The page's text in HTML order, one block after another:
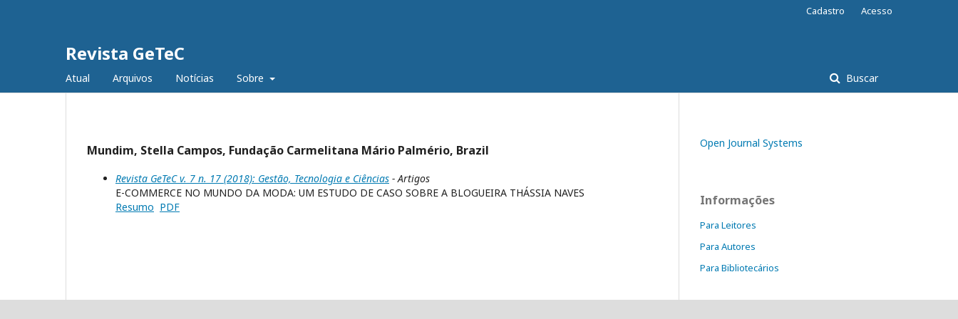
Revista GeTeC
Atual Arquivos Notícias Sobre Buscar
Cadastro Acesso
Mundim, Stella Campos, Fundação Carmelitana Mário Palmério, Brazil
Revista GeTeC v. 7 n. 17 (2018): Gestão, Tecnologia e Ciências - Artigos
E-COMMERCE NO MUNDO DA MODA: UM ESTUDO DE CASO SOBRE A BLOGUEIRA THÁSSIA NAVES
Resumo PDF
Open Journal Systems
Informações
Para Leitores
Para Autores
Para Bibliotecários